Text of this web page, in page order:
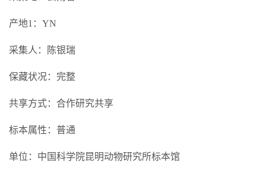
产地1：YN
采集人：陈银瑞
保藏状况：完整
共享方式：合作研究共享
标本属性：普通
单位：中国科学院昆明动物研究所标本馆